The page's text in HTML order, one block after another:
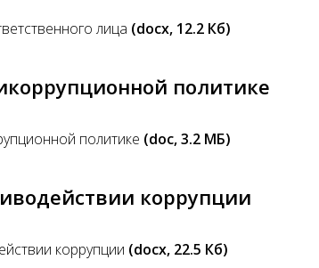
лица (docx, 12.2 Кб)
политике
политике (doc, 3.2 MБ)
коррупции
коррупции (docx, 22.5 Кб)